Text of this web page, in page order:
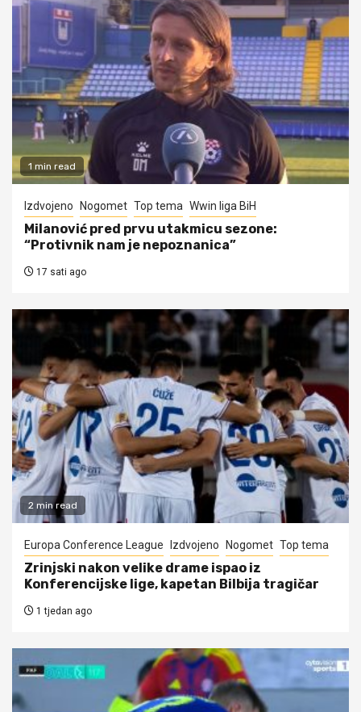
1 min read
Izdvojeno Nogomet Top tema Wwin liga BiH
Milanović pred prvu utakmicu sezone:
“Protivnik nam je nepoznanica”
17 sati ago
2 min read
Europa Conference League Izdvojeno Nogomet Top tema
Zrinjski nakon velike drame ispao iz
Konferencijske lige, kapetan Bilbija tragičar
1 tjedan ago